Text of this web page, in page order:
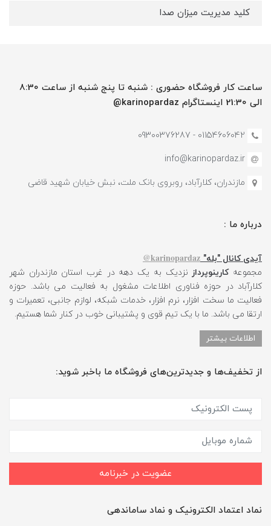
کلید مدیریت میزان صدا
ساعت کار فروشگاه حضوری : شنبه تا پنج شنبه از ساعت 8:30
الی 21:30 اینستاگرام karinopardaz@
01154606042 - 09300376287
info@karinopardaz.ir
مازندران، کلارآباد، روبروی بانک ملت، نبش خیابان شهید قاضی
درباره ما :
آیدی کانال "بله" karinopardaz@
مجموعهکارینوپرداز نزدیک به یک دهه در غرب استان مازندران شهر
کلارآباد در حوزه فناوری اطلاعات مشغول به فعالیت می باشد. حوزه
فعالیت ما سخت افزار، نرم افزار، خدمات شبکه، لوازم جانبی، تعمیرات و
ارتقا می باشد. ما با یک تیم قوی و پشتیبانی خوب در کنار شما هستیم.
اطلاعات بیشتر
از تخفیف‌ها و جدیدترین‌های فروشگاه ما باخبر شوید:
عضویت در خبرنامه
نماد اعتماد الکترونیک و نماد ساماندهی